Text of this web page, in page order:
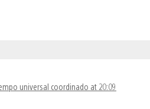
universal coordinado at 20:09